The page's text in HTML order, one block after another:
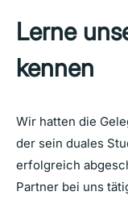
Lerne
kennen
Wir hatten die
der sein duales
erfolgreich
Partner bei uns